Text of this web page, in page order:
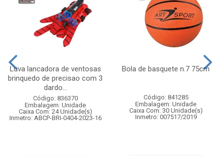
Luva lancadora de ventosas
brinquedo de precisao com 3
dardo...
Código: 836370
Embalagem: Unidade
Caixa Com: 24 Unidade(s)
Inmetro: ABCP-BRI-0404-2023-16
Bola de basquete n.7 75cm
Código: 841285
Embalagem: Unidade
Caixa Com: 30 Unidade(s)
Inmetro: 007517/2019